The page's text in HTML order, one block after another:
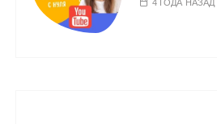
4 ГОДА НАЗАД